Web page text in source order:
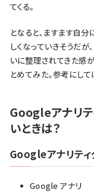
てくる。
となると、ますます自
しくなっていきそうだ
いに整理されてきた感
とめてみた。参考にして
Googleアナリ
いときは？
Googleアナリティ
Google アナリ